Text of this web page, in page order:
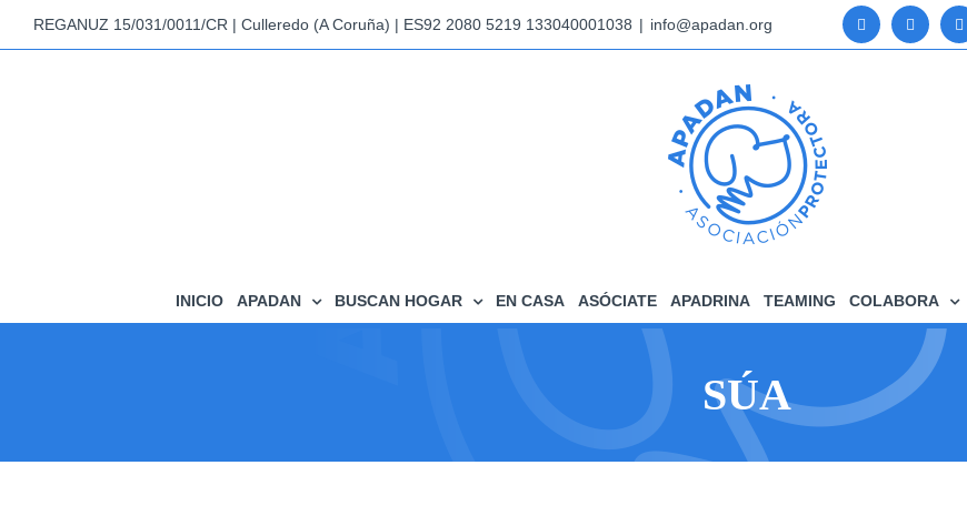
REGANUZ 15/031/0011/CR | Culleredo (A Coruña) | ES92 2080 5219 133040001038 | info@apadan.org
INICIO APADAN BUSCAN HOGAR EN CASA ASÓCIATE APADRINA TEAMING COLABORA
SÚA